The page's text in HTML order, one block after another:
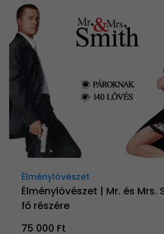
Élménylövészet
Élménylövészet | Mr. és Mrs.
fő részére
75 000 Ft